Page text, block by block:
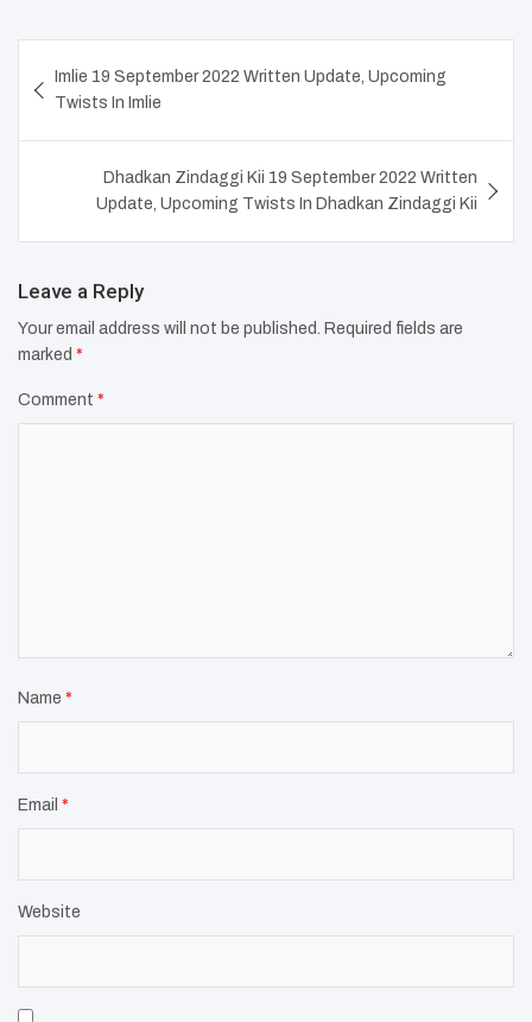
navigation
Imlie 19 September 2022 Written Update, Upcoming
Twists In Imlie
Dhadkan Zindaggi Kii 19 September 2022 Written
Update, Upcoming Twists In Dhadkan Zindaggi Kii
Leave a Reply
Your email address will not be published. Required fields are
marked *
Comment *
Name *
Email *
Website